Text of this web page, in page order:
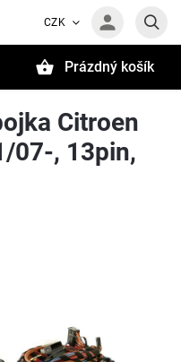
CZK
Prázdný košík
Citroen
07-, 13pin,